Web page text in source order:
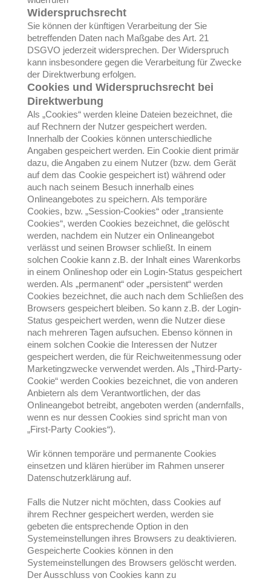
Widerspruchsrecht
Sie können der künftigen Verarbeitung der Sie
betreffenden Daten nach Maßgabe des Art. 21
DSGVO jederzeit widersprechen. Der Widerspruch
kann insbesondere gegen die Verarbeitung für Zwecke
der Direktwerbung erfolgen.
Cookies und Widerspruchsrecht bei
Direktwerbung
Als „Cookies“ werden kleine Dateien bezeichnet, die
auf Rechnern der Nutzer gespeichert werden.
Innerhalb der Cookies können unterschiedliche
Angaben gespeichert werden. Ein Cookie dient primär
dazu, die Angaben zu einem Nutzer (bzw. dem Gerät
auf dem das Cookie gespeichert ist) während oder
auch nach seinem Besuch innerhalb eines
Onlineangebotes zu speichern. Als temporäre
Cookies, bzw. „Session-Cookies“ oder „transiente
Cookies“, werden Cookies bezeichnet, die gelöscht
werden, nachdem ein Nutzer ein Onlineangebot
verlässt und seinen Browser schließt. In einem
solchen Cookie kann z.B. der Inhalt eines Warenkorbs
in einem Onlineshop oder ein Login-Status gespeichert
werden. Als „permanent“ oder „persistent“ werden
Cookies bezeichnet, die auch nach dem Schließen des
Browsers gespeichert bleiben. So kann z.B. der Login-
Status gespeichert werden, wenn die Nutzer diese
nach mehreren Tagen aufsuchen. Ebenso können in
einem solchen Cookie die Interessen der Nutzer
gespeichert werden, die für Reichweitenmessung oder
Marketingzwecke verwendet werden. Als „Third-Party-
Cookie“ werden Cookies bezeichnet, die von anderen
Anbietern als dem Verantwortlichen, der das
Onlineangebot betreibt, angeboten werden (andernfalls,
wenn es nur dessen Cookies sind spricht man von
„First-Party Cookies“).
Wir können temporäre und permanente Cookies
einsetzen und klären hierüber im Rahmen unserer
Datenschutzerklärung auf.
Falls die Nutzer nicht möchten, dass Cookies auf
ihrem Rechner gespeichert werden, werden sie
gebeten die entsprechende Option in den
Systemeinstellungen ihres Browsers zu deaktivieren.
Gespeicherte Cookies können in den
Systemeinstellungen des Browsers gelöscht werden.
Der Ausschluss von Cookies kann zu